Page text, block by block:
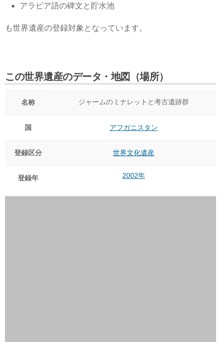
アラビア語の碑文と貯水池
も世界遺産の登録対象となっています。
この世界遺産のデータ・地図（場所）
名称 ジャームのミナレットと考古遺跡群
国 アフガニスタン
登録区分 世界文化遺産
登録年 2002年